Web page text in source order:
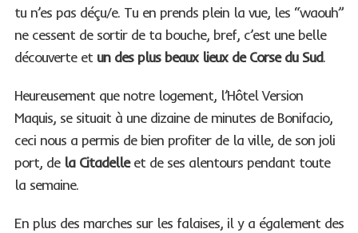
tu n’es pas déçu/e. Tu en prends plein la vue, les “waouh”
ne cessent de sortir de ta bouche, bref, c’est une belle
découverte et un des plus beaux lieux de Corse du Sud.
Heureusement que notre logement, l’Hôtel Version
Maquis, se situait à une dizaine de minutes de Bonifacio,
ceci nous a permis de bien profiter de la ville, de son joli
port, de la Citadelleet de ses alentours pendant toute
la semaine.
En plus des marches sur les falaises, il y a également des
e
a
r
h